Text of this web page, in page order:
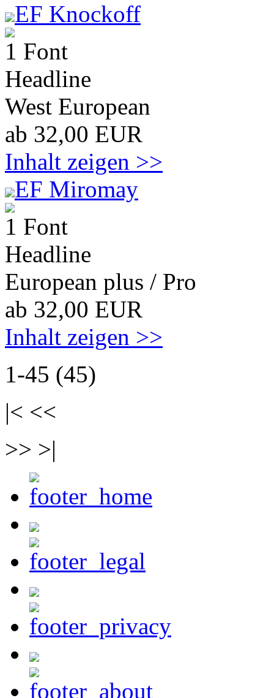
EF Knockoff
1 Font
Headline
West European
ab 32,00 EUR
Inhalt zeigen >>
EF Miromay
1 Font
Headline
European plus / Pro
ab 32,00 EUR
Inhalt zeigen >>
1-45 (45)
|< <<
>> >|